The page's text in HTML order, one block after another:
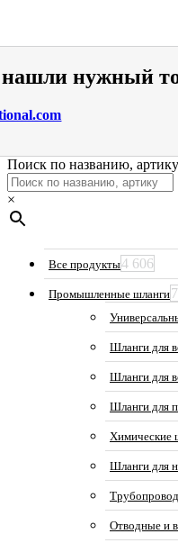
нужный
Поиск по названию,
×
Все продукты4 606
Промышленные шланги
Шланги для
Шланги для
Шланги для
Химические
Шланги для
Отводные и